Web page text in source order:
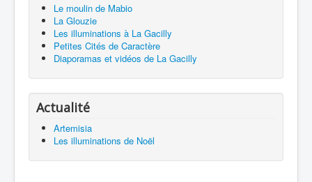
Le moulin de Mabio
La Glouzie
Les illuminations à La Gacilly
Petites Cités de Caractère
Diaporamas et vidéos de La Gacilly
Actualité
Artemisia
Les illuminations de Noël